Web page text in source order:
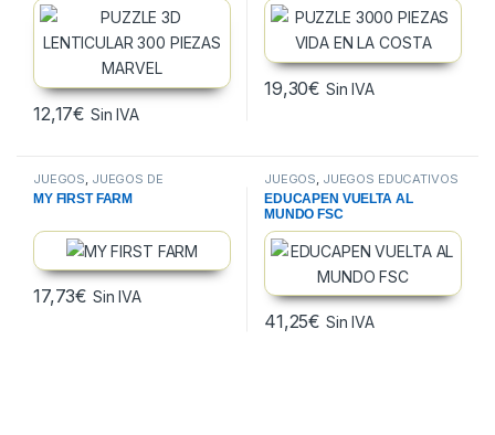
12,17€ Sin IVA
19,30€ Sin IVA
JUEGOS JUEGOS DE
HABILIDAD
MY FIRST FARM
17,73€ Sin IVA
JUEGOS JUEGOS EDUCATIVOS
EDUCAPEN VUELTA AL
MUNDO FSC
41,25€ Sin IVA